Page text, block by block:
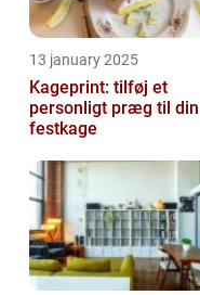
13 january 2025
Kageprint: tilføj et
personligt præg til din
festkage